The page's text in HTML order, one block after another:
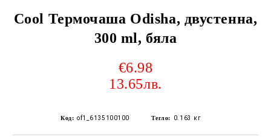
Cool Термочаша Odisha, двустенна,
300 ml, бяла
€6.98
13.65лв.
Код: of1_6135100100 Тегло: 0.163 кг